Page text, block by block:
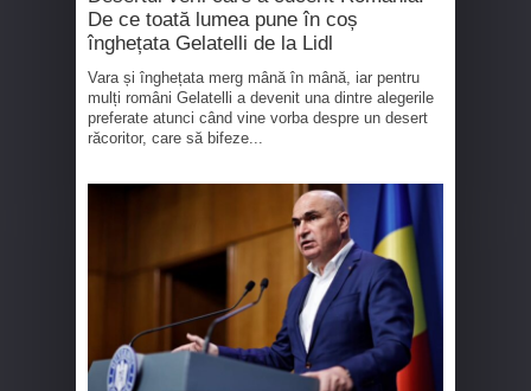
De ce toată lumea pune în coș
înghețata Gelatelli de la Lidl
Vara și înghețata merg mână în mână, iar pentru
mulți români Gelatelli a devenit una dintre alegerile
preferate atunci când vine vorba despre un desert
răcoritor, care să bifeze...